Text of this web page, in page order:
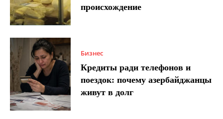
происхождение
Бизнес
Кредиты ради телефонов и
поездок: почему азербайджанцы
живут в долг